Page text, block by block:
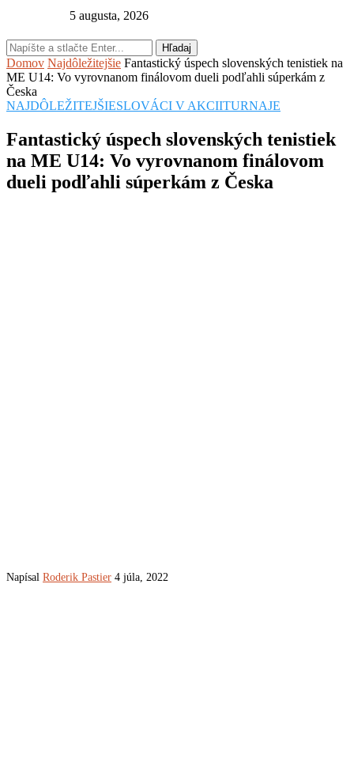
5 augusta, 2026
Hľadaj
Domov Najdôležitejšie Fantastický úspech slovenských tenistiek na
ME U14: Vo vyrovnanom finálovom dueli podľahli súperkám z
Česka
NAJDÔLEŽITEJŠIESLOVÁCI V AKCIITURNAJE
Fantastický úspech slovenských tenistiek
na ME U14: Vo vyrovnanom finálovom
dueli podľahli súperkám z Česka
Napísal Roderik Pastier 4 júla, 2022